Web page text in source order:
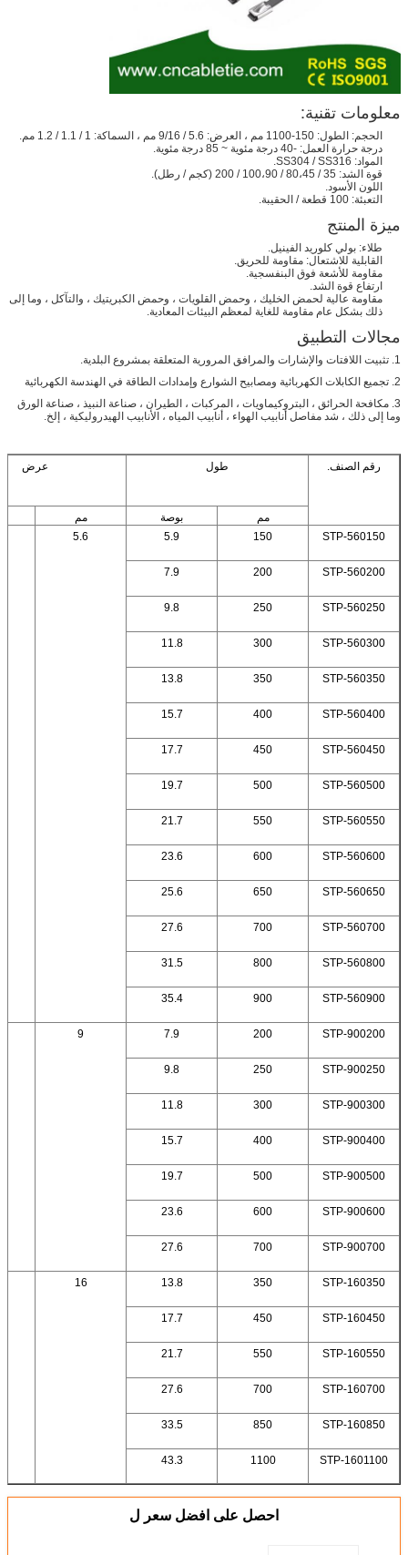
معلومات تقنية:
الحجم: الطول: 150-1100 مم ، العرض: 5.6 / 9/16 مم ، السماكة: 1 / 1.1 / 1.2 مم.
درجة حرارة العمل: -40 درجة مئوية ~ 85 درجة مئوية.
المواد: SS304 / SS316.
قوة الشد: 35 / 80،45 / 100،90 / 200 (كجم / رطل).
اللون الأسود.
التعبئة: 100 قطعة / الحقيبة.
ميزة المنتج
طلاء: بولي كلوريد الفينيل.
القابلية للاشتعال: مقاومة للحريق.
مقاومة للأشعة فوق البنفسجية.
ارتفاع قوة الشد.
مقاومة عالية لحمض الخليك ، وحمض القلويات ، وحمض الكبريتيك ، والتآكل ، وما إلى
ذلك بشكل عام مقاومة للغاية لمعظم البيئات المعادية.
مجالات التطبيق
1. تثبيت اللافتات والإشارات والمرافق المرورية المتعلقة بمشروع البلدية.
2. تجميع الكابلات الكهربائية ومصابيح الشوارع وإمدادات الطاقة في الهندسة الكهربائية
3. مكافحة الحرائق ، البتروكيماويات ، المركبات ، الطيران ، صناعة النبيذ ، صناعة الورق
وما إلى ذلك ، شد مفاصل أنابيب الهواء ، أنابيب المياه ، الأنابيب الهيدروليكية ، إلخ.
رقم الصنف. طول عرض
مم بوصة مم
STP-560150
150
5.9
5.6
STP-560200
200
7.9
STP-560250
250
9.8
STP-560300
300
11.8
STP-560350
350
13.8
STP-560400
400
15.7
STP-560450
450
17.7
STP-560500
500
19.7
STP-560550
550
21.7
STP-560600
600
23.6
STP-560650
650
25.6
STP-560700
700
27.6
STP-560800
800
31.5
STP-560900
900
35.4
STP-900200
200
7.9
9
STP-900250
250
9.8
STP-900300
300
11.8
STP-900400
400
15.7
STP-900500
500
19.7
STP-900600
600
23.6
STP-900700
700
27.6
STP-160350
350
13.8
16
STP-160450
450
17.7
STP-160550
550
21.7
STP-160700
700
27.6
STP-160850
850
33.5
STP-1601100
1100
43.3
احصل على افضل سعر ل